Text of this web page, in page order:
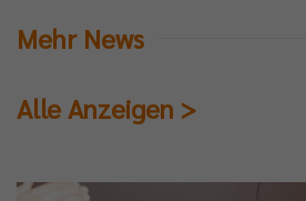
Mehr News
Alle Anzeigen >